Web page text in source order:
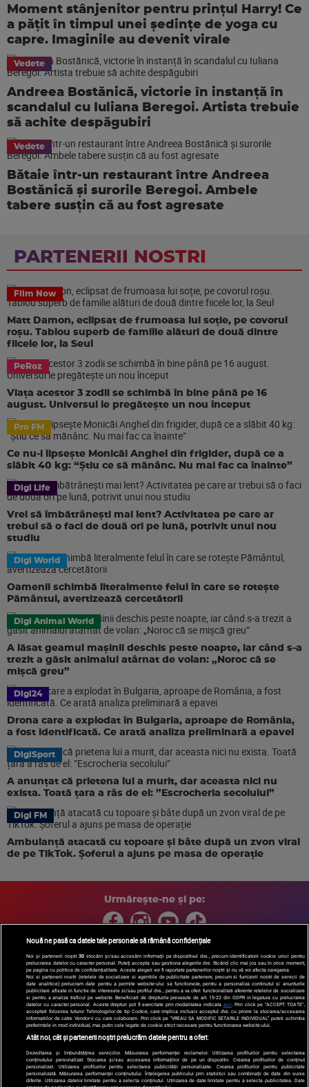
Moment stânjenitor pentru prințul Harry! Ce
a pățit în timpul unei ședințe de yoga cu
capre. Imaginile au devenit virale
Vedete
Andreea Bostănică, victorie în instanță în
scandalul cu Iuliana Beregoi. Artista trebuie
să achite despăgubiri
Vedete
Bătaie într-un restaurant între Andreea
Bostănică și surorile Beregoi. Ambele
tabere susțin că au fost agresate
PARTENERII NOSTRI
Film Now
Matt Damon, eclipsat de frumoasa lui soție, pe covorul
roșu. Tablou superb de familie alături de două dintre
fiicele lor, la Seul
PeRoz
Viața acestor 3 zodii se schimbă în bine până pe 16
august. Universul le pregătește un nou început
Pro FM
Ce nu-i lipsește Monicăi Anghel din frigider, după ce a
slăbit 40 kg: “Știu ce să mănânc. Nu mai fac ca înainte”
Digi Life
Vrei să îmbătrânești mai lent? Activitatea pe care ar
trebui să o faci de două ori pe lună, potrivit unui nou
studiu
Digi World
Oamenii schimbă literalmente felul în care se rotește
Pământul, avertizează cercetătorii
Digi Animal World
A lăsat geamul mașinii deschis peste noapte, iar când s-a
trezit a găsit animalul atârnat de volan: „Noroc că se
mișcă greu”
Digi24
Drona care a explodat în Bulgaria, aproape de România,
a fost identificată. Ce arată analiza preliminară a epavei
DigiSport
A anunțat că prietena lui a murit, dar aceasta nici nu
exista. Toată țara a râs de el: ”Escrocheria secolului”
Digi FM
Ambulanță atacată cu topoare și bâte după un zvon viral
de pe TikTok. Șoferul a ajuns pe masa de operație
Urmărește-ne și pe:
Copyright © 2026 / DIGI ROMANIA S.A.
Arhiva
Comunicate de presă Politica de confidentialitate
Termeni
si conditii
Gestionați preferințele| Contact/Info Codul etic
Nouă ne pasă ca datele tale personale să rămână confidențiale
Noi și partenerii noștri30 stocăm și/sau accesăm informații pe dispozitivul dvs., precum identificatorii cookie unici pentru
prelucrarea datelor cu caracter personal. Puteți accepta sau gestiona alegerile dvs. făcând clic mai jos sau în orice moment,
pe pagina cu politica de confidențialitate. Aceste alegeri vor fi raportate partenerilor noștri și nu vă vor afecta navigarea.
Noi si partenerii nostri (retelele de socializare si agentiile de publicitate partenere, precum si furnizorii nostri de servicii de
date analitice) prelucram date pentru a permite website-ului sa functioneze, pentru a personaliza continutul si anunturile
publicitare afisate in functie de interesele si/sau profilul dvs., pentru a va oferi functionalitati aferente retelelor de socializare
si pentru a analiza traficul pe website. Beneficiati de drepturile prevazute de art. 15-22 din GDPR in legatura cu prelucrarea
datelor cu caracter personal. Aceste drepturi pot fi exercitate prin modalitatea indicata aici. Prin click pe “ACCEPT TOATE”,
acceptati folosirea tuturor Tehnologiilor de tip Cookie, care implica inclusiv acceptul dvs. cu privire la stocarea/accesarea
informatiilor de catre Vendor-ii cu care colaboram. Prin click pe “VREAU SA MODIFIC SETARILE INDIVIDUAL” puteti schimba
preferintele in mod individual, mai putin cele legate de cookie strict necesare pentru functionarea website-ului.
Atât noi, cât și partenerii noștri prelucrăm datele pentru a oferi:
Dezvoltarea și îmbunătățirea serviciilor. Măsurarea performanței reclamelor. Utilizarea profilurilor pentru selectarea
conținutului personalizat. Stocarea și/sau accesarea informațiilor de pe un dispozitiv. Crearea profilurilor de conținut
personalizat. Utilizarea profilurilor pentru selectarea publicității personalizate. Crearea profilurilor pentru publicitate
personalizată. Măsurarea performanței conținutului. Înțelegerea publicului prin statistici sau combinații de date din surse
diferite. Utilizarea datelor limitate pentru a selecta conținutul. Utilizarea de date limitate pentru a selecta publicitatea. Date